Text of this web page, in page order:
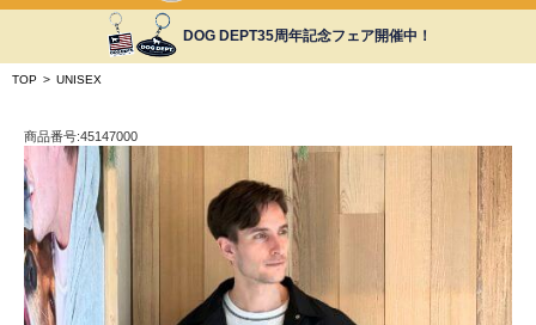
DOG DEPT35周年記念フェア開催中！
TOP > UNISEX
商品番号:45147000